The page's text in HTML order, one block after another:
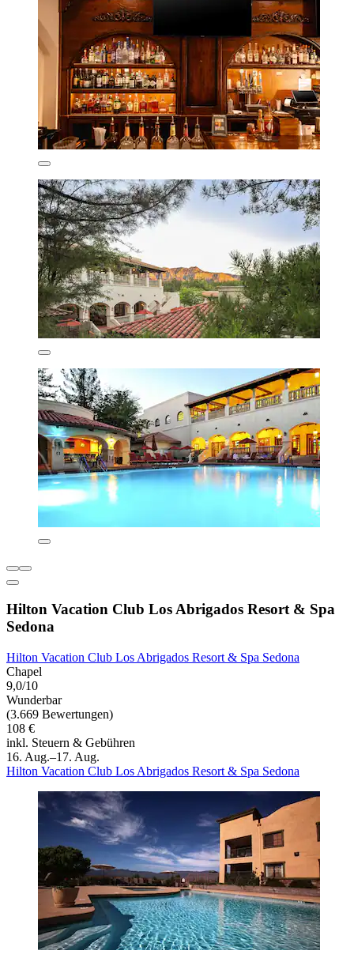
Hilton Vacation Club Los Abrigados Resort & Spa
Sedona
Hilton Vacation Club Los Abrigados Resort & Spa Sedona
Chapel
9,0/10
Wunderbar
(3.669 Bewertungen)
108 €
inkl. Steuern & Gebühren
16. Aug.–17. Aug.
Hilton Vacation Club Los Abrigados Resort & Spa Sedona